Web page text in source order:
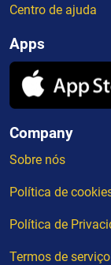
Centro de ajuda
Apps
Company
Sobre nós
Política de
Política de
Termos de serviço